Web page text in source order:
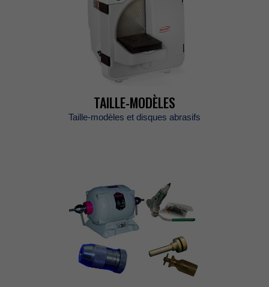
TAILLE-MODÈLES
Taille-modèlesetdisquesabrasifs